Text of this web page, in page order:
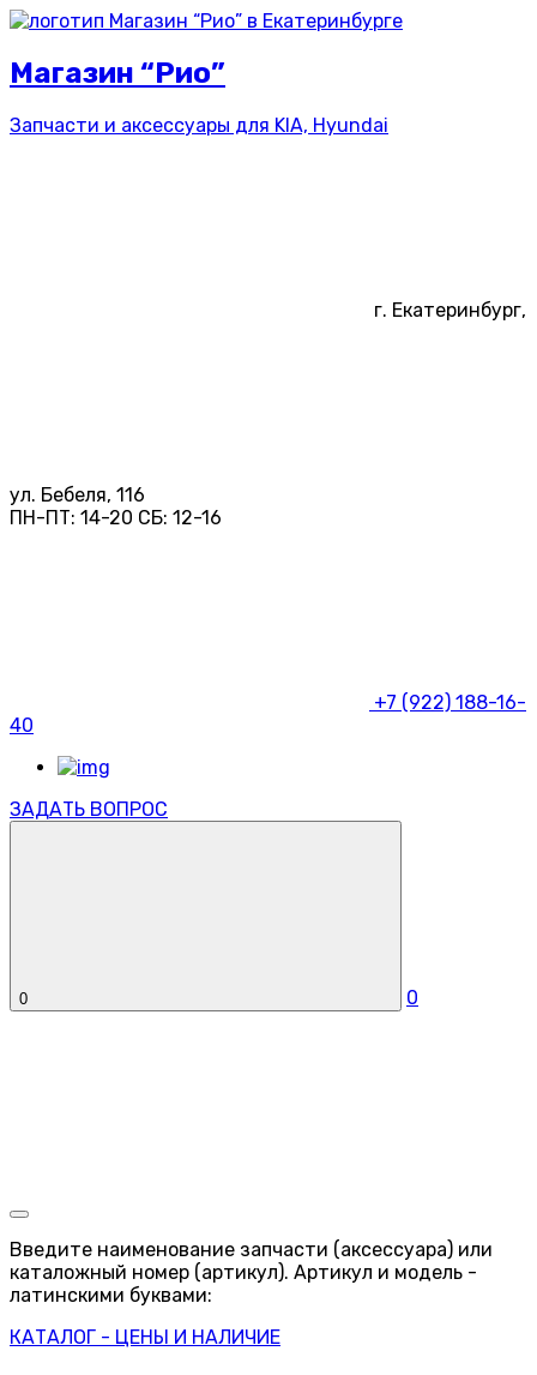
Магазин “Рио”
Запчасти и аксессуары для KIA, Hyundai
г. Екатеринбург,
ул. Бебеля, 116
ПН-ПТ: 14-20 СБ: 12-16
+7 (922) 188-16-
40
ЗАДАТЬ ВОПРОС
0 0
Введите наименование запчасти (аксессуара) или
каталожный номер (артикул). Артикул и модель -
латинскими буквами:
КАТАЛОГ - ЦЕНЫ И НАЛИЧИЕ